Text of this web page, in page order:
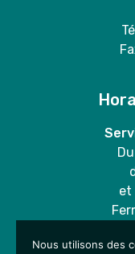
et
Nous utilisons des